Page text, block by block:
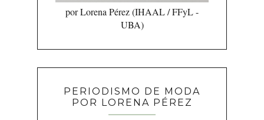
por Lorena Pérez (IHAAL / FFyL -
UBA)
PERIODISMO DE MODA
POR LORENA PÉREZ